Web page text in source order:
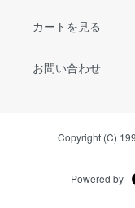
カートを見る
お問い合わせ
Copyright (C)
Powered by